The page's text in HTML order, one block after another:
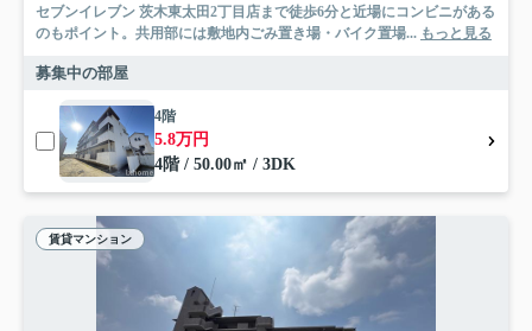
セブンイレブン 茨木東太田2丁目店まで徒歩6分と近場にコンビニがある
のもポイント。共用部には敷地内ごみ置き場・バイク置場... もっと見る
募集中の部屋
4階
5.8万円
4階 / 50.00㎡ / 3DK
賃貸マンション